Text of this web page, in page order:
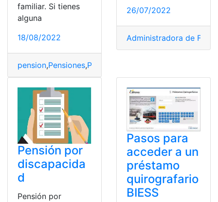
familiar. Si tienes
alguna
18/08/2022
pension,Pensiones,Pensionista
26/07/2022
Administradora de
Pensión por
discapacida
d
Pensión por
Pasos para
acceder a un
préstamo
quirografario
BIESS